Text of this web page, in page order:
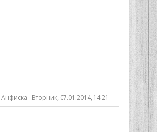
Анфиска - Вторник, 07.01.2014, 14:21